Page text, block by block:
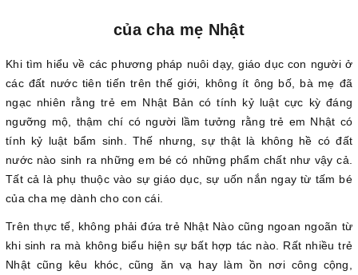
của cha mẹ Nhật
Khi tìm hiểu về các phương pháp nuôi dạy, giáo dục con người ở
các đất nước tiên tiến trên thế giới, không ít ông bố, bà mẹ đã
ngạc nhiên rằng trẻ em Nhật Bản có tính kỷ luật cực kỳ đáng
ngưỡng mộ, thậm chí có người lầm tưởng rằng trẻ em Nhật có
tính kỷ luật bẩm sinh. Thế nhưng, sự thật là không hề có đất
nước nào sinh ra những em bé có những phẩm chất như vậy cả.
Tất cả là phụ thuộc vào sự giáo dục, sự uốn nắn ngay từ tấm bé
của cha mẹ dành cho con cái.
Trên thực tế, không phải đứa trẻ Nhật Nào cũng ngoan ngoãn từ
khi sinh ra mà không biểu hiện sự bất hợp tác nào. Rất nhiều trẻ
Nhật cũng kêu khóc, cũng ăn vạ hay làm ồn nơi công cộng,